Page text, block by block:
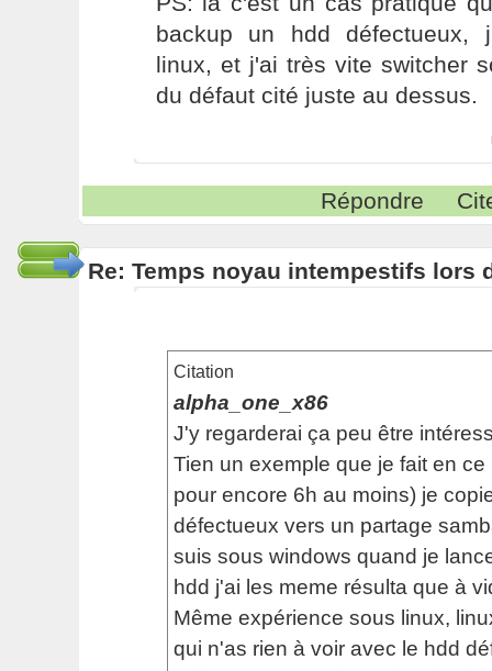
backup un hdd défectueux,
linux, et j'ai très vite switcher
du défaut cité juste au dessus.
Répondre
Re: Temps noyau intempestifs lors
Citation
alpha_one_x86
J'y regarderai ça peu être
Tien un exemple que je fait en
pour encore 6h au moins) je
défectueux vers un partage
suis sous windows quand je
hdd j'ai les meme résulta que à
Même expérience sous linux,
qui n'as rien à voir avec le hdd